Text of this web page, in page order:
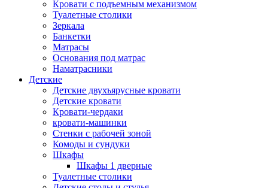
Кровати с подъемным механизмом
Туалетные столики
Зеркала
Банкетки
Матрасы
Основания под матрас
Наматрасники
Детские
Детские двухъярусные кровати
Детские кровати
Кровати-чердаки
кровати-машинки
Стенки с рабочей зоной
Комоды и сундуки
Шкафы
Шкафы 1 дверные
Туалетные столики